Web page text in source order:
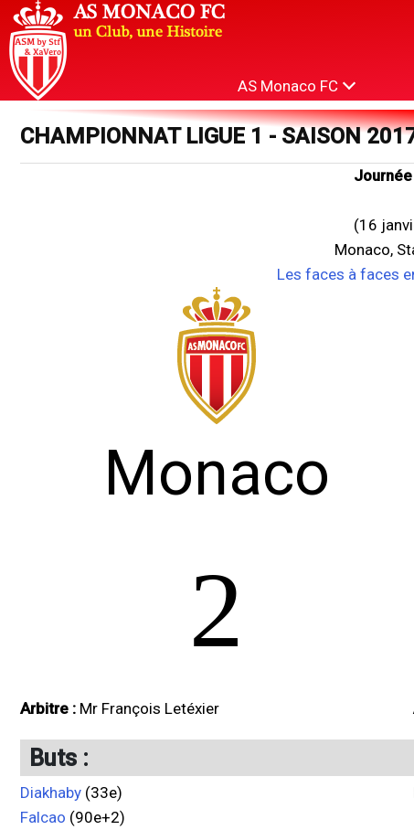
AS Monaco FC
CHAMPIONNAT LIGUE 1 - SAISON
Journée
(16
Monaco,
Les faces à faces
Monaco
2
Arbitre : Mr François Letéxier
Buts :
Diakhaby (33e)
Falcao (90e+2)